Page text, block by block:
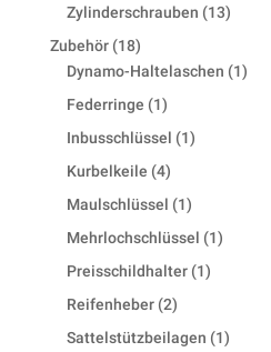
Zylinderschrauben 1313
Zubehör 1818
products
Dynamo-Haltelaschen 11
Federringe 11
product
Inbusschlüssel 11
Kurbelkeile 44
products
Maulschlüssel 11
product
Mehrlochschlüssel 11
Preisschildhalter 11
Reifenheber 22
products
Sattelstützbeilagen 11